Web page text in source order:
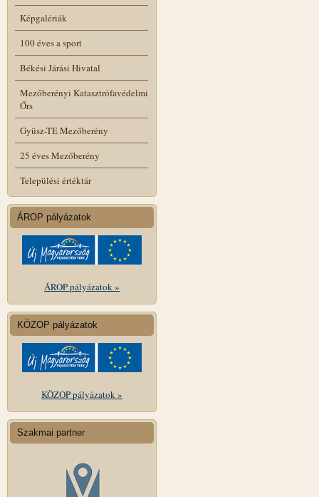
Képgalériák
100 éves a sport
Békési Járási Hivatal
Mezőberényi Katasztrófavédelmi
Őrs
Gyüsz-TE Mezőberény
25 éves Mezőberény
Települési értéktár
ÁROP pályázatok
ÁROP pályázatok »
KÖZOP pályázatok
KÖZOP pályázatok »
Szakmai partner